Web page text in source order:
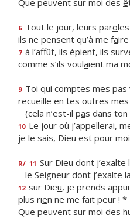
Que peuvent sur moi des ê
6 Tout le jour, leurs paro
ils ne pensent qu’à me faire
7 à l’affût, ils épient, ils surv
comme s’ils voulaient ma
9 Toi qui comptes mes pas
recueille en tes outres mes
(cela n’est-il pas dans ton
10 Le jour où j’appellerai,
je le sais, Dieu est pour
R/ 11 Sur Dieu dont j’exalte
le Seigneur dont j’exalte
12 sur Dieu, je prends appui
plus rien ne me fait peur ! *
Que peuvent sur moi des